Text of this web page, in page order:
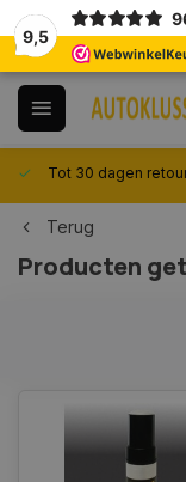
9,5
Tot 30 dagen
Terug
Producten